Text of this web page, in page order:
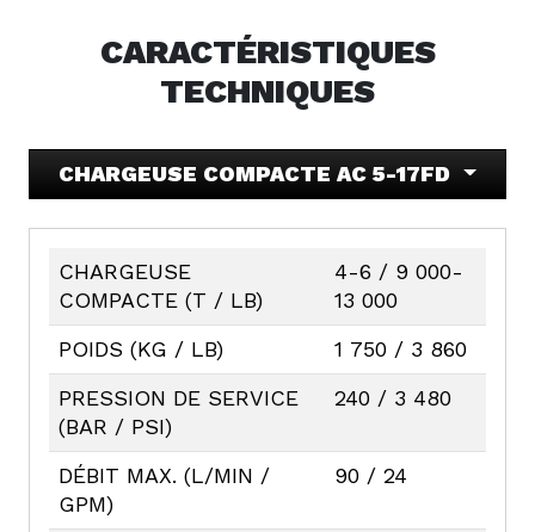
CARACTÉRISTIQUES
TECHNIQUES
CHARGEUSE COMPACTE AC 5-17FD
CHARGEUSE
COMPACTE (T / LB)
4-6 / 9 000-
13 000
POIDS (KG / LB)
1 750 / 3 860
PRESSION DE SERVICE
(BAR / PSI)
240 / 3 480
DÉBIT MAX. (L/MIN /
GPM)
90 / 24